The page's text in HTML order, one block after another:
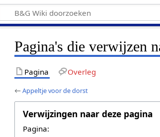
Pagina's die verwijzen
Pagina Overleg
←Appeltje voor de dorst
Verwijzingen naar deze pagina
Pagina: